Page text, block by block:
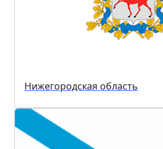
Нижегородская область